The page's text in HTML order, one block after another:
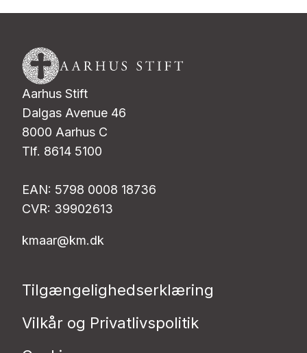
Aarhus Stift
Dalgas Avenue 46
8000 Aarhus C
Tlf. 8614 5100
EAN: 5798 0008 18736
CVR: 39902613
kmaar@km.dk
Tilgængelighedserklæring
Vilkår og Privatlivspolitik